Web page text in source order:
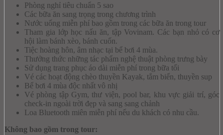
Phòng nghỉ tiêu chuẩn 5 sao
Các bữa ăn sang trọng trong chương trình
Nước uống miễn phí bao gồm trong các bữa ăn trong tour
Tham gia lớp học nấu ăn, tập Vovinam. Các bạn nhỏ có cơ
hội làm bánh xèo, bánh cuốn.
Tiệc hoàng hôn, âm nhạc tại bể bơi 4 mùa.
Thưởng thức những tác phẩm nghệ thuật phòng trưng bày
Sử dụng trang phục áo dài miễn phí trong bữa tối
Vé các hoạt động chèo thuyền Kayak, tắm biển, thuyền sup
Bể bơi 4 mùa độc nhất vô nhị
Vé phòng tập Gym, thư viện, pool bar, khu vực giải trí, góc
check-in ngoài trời đẹp và sang sang chảnh
Loa Bluetooth miên miễn phí nếu du khách có nhu cầu.
Không bao gồm trong tour: